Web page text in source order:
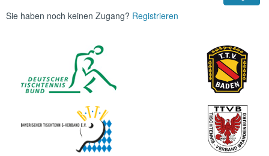
Sie haben noch keinen Zugang? Registrieren